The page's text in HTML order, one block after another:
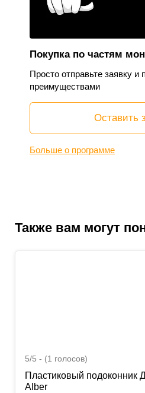
Покупка по частям
Просто отправьте заявку и
преимуществами
Оставить
Больше о программе
Также вам могут
5/5 - (1 голосов)
Пластиковый подоконник
Alber